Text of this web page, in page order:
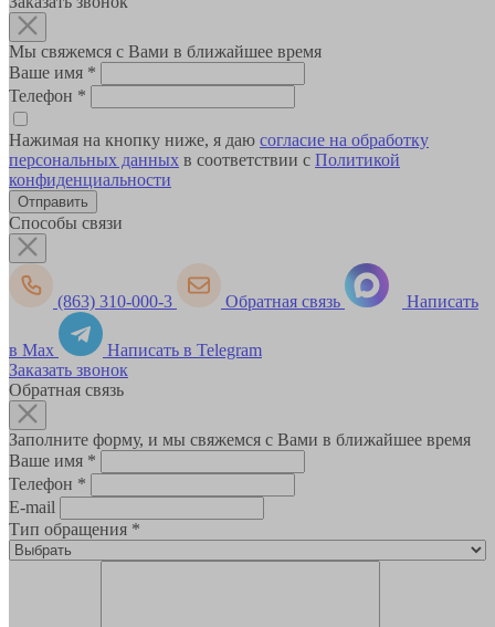
Мы свяжемся с Вами в ближайшее время
Ваше имя *
Телефон *
Нажимая на кнопку ниже, я даю согласие на обработку
персональных данных в соответствии с Политикой
конфиденциальности
Способы связи
(863) 310-000-3 Обратная связь Написать
в Max
Написать в Telegram
Заказать звонок
Обратная связь
Заполните форму, и мы свяжемся с Вами в ближайшее время
Ваше имя *
Телефон *
E-mail
Тип обращения *